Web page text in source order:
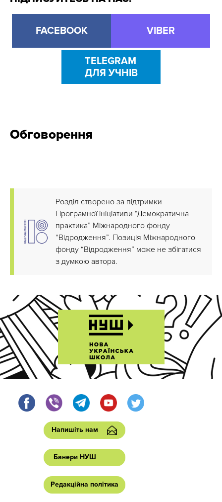
FACEBOOK VIBER
TELEGRAM
ДЛЯ УЧНІВ
Обговорення
Розділ створено за підтримки
Програмної ініціативи “Демократична
практика” Міжнародного фонду
“Відродження”. Позиція Міжнародного
фонду “Відродження” може не збігатися
з думкою автора.
Напишіть нам
Банери НУШ
Редакційна політика